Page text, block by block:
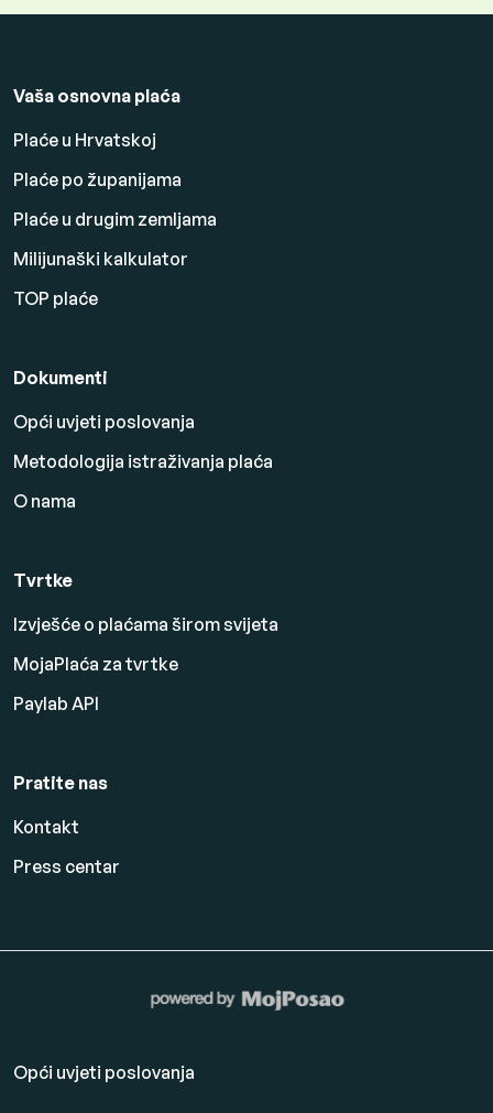
Vaša osnovna plaća
Plaće u Hrvatskoj
Plaće po županijama
Plaće u drugim zemljama
Milijunaški kalkulator
TOP plaće
Dokumenti
Opći uvjeti poslovanja
Metodologija istraživanja plaća
O nama
Tvrtke
Izvješće o plaćama širom svijeta
MojaPlaća za tvrtke
Paylab API
Pratite nas
Kontakt
Press centar
Opći uvjeti poslovanja